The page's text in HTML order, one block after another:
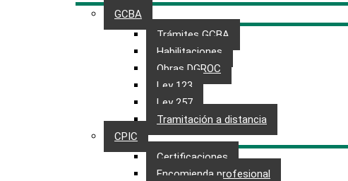
GCBA
Trámites GCBA
Habilitaciones
Obras DGROC
Ley 123
Ley 257
Tramitación a distancia
CPIC
Certificaciones
Encomienda profesional